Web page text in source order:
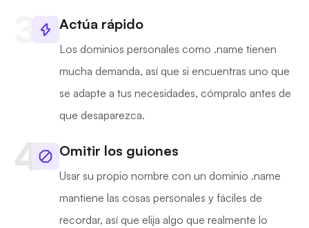
Actúa rápido
Los dominios personales como .name tienen
mucha demanda, así que si encuentras uno que
se adapte a tus necesidades, cómpralo antes de
que desaparezca.
Omitir los guiones
Usar su propio nombre con un dominio .name
mantiene las cosas personales y fáciles de
recordar, así que elija algo que realmente lo